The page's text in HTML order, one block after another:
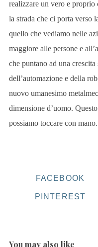
realizzare un vero e
la strada che ci porta verso
quello che vediamo nelle
maggiore alle persone e
che puntano ad una
dell’automazione e della
nuovo umanesimo
dimensione d’uomo.
possiamo toccare con
FACEBOOK
PINTEREST
You may also like
e
f
o